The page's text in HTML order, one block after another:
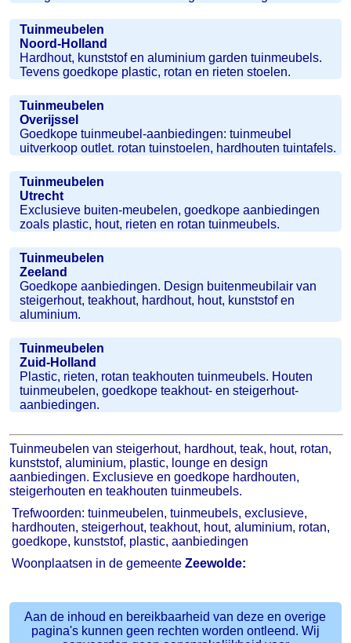
Tuinmeubelen
Noord-Holland
Hardhout, kunststof en aluminium garden tuinmeubels.
Tevens goedkope plastic, rotan en rieten stoelen.
Tuinmeubelen
Overijssel
Goedkope tuinmeubel-aanbiedingen: tuinmeubel
uitverkoop outlet. rotan tuinstoelen, hardhouten tuintafels.
Tuinmeubelen
Utrecht
Exclusieve buiten-meubelen, goedkope aanbiedingen
zoals plastic, hout, rieten en rotan tuinmeubels.
Tuinmeubelen
Zeeland
Goedkope aanbiedingen. Design buitenmeubilair van
steigerhout, teakhout, hardhout, hout, kunststof en
aluminium.
Tuinmeubelen
Zuid-Holland
Plastic, rieten, rotan teakhouten tuinmeubels. Houten
tuinmeubelen, goedkope teakhout- en steigerhout-
aanbiedingen.
Tuinmeubelen van steigerhout, hardhout, teak, hout, rotan,
kunststof, aluminium, plastic, lounge en design
aanbiedingen. Exclusieve en goedkope hardhouten,
steigerhouten en teakhouten tuinmeubels.
Trefwoorden: tuinmeubelen, tuinmeubels, exclusieve,
hardhouten, steigerhout, teakhout, hout, aluminium, rotan,
goedkope, kunststof, plastic, aanbiedingen
Woonplaatsen in de gemeenteZeewolde:
Aan de inhoud en bereikbaarheid van deze en overige
pagina's kunnen geen rechten worden ontleend. Wij